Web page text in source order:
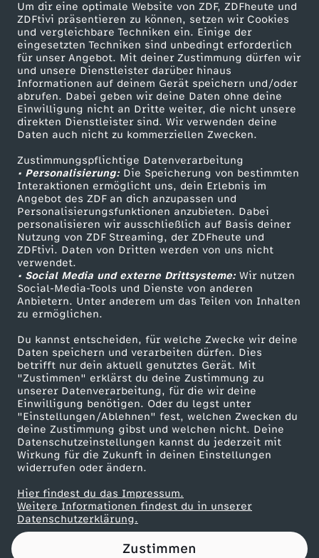
Um dir eine optimale Website von ZDF, ZDFheute und
ZDFtivi präsentieren zu können, setzen wir Cookies
und vergleichbare Techniken ein. Einige der
eingesetzten Techniken sind unbedingt erforderlich
für unser Angebot. Mit deiner Zustimmung dürfen wir
und unsere Dienstleister darüber hinaus
Informationen auf deinem Gerät speichern und/oder
abrufen. Dabei geben wir deine Daten ohne deine
Einwilligung nicht an Dritte weiter, die nicht unsere
direkten Dienstleister sind. Wir verwenden deine
Daten auch nicht zu kommerziellen Zwecken.
Zustimmungspflichtige Datenverarbeitung
• Personalisierung:Die Speicherung von bestimmten
Interaktionen ermöglicht uns, dein Erlebnis im
Angebot des ZDF an dich anzupassen und
Personalisierungsfunktionen anzubieten. Dabei
personalisieren wir ausschließlich auf Basis deiner
Nutzung von ZDF Streaming, der ZDFheute und
ZDFtivi. Daten von Dritten werden von uns nicht
verwendet.
• Social Media und externe Drittsysteme:Wir nutzen
Social-Media-Tools und Dienste von anderen
Anbietern. Unter anderem um das Teilen von Inhalten
zu ermöglichen.
Du kannst entscheiden, für welche Zwecke wir deine
Daten speichern und verarbeiten dürfen. Dies
betrifft nur dein aktuell genutztes Gerät. Mit
"Zustimmen" erklärst du deine Zustimmung zu
unserer Datenverarbeitung, für die wir deine
Einwilligung benötigen. Oder du legst unter
"Einstellungen/Ablehnen" fest, welchen Zwecken du
deine Zustimmung gibst und welchen nicht. Deine
Datenschutzeinstellungen kannst du jederzeit mit
Wirkung für die Zukunft in deinen Einstellungen
widerrufen oder ändern.
Hier findest du das Impressum.
Weitere Informationen findest du in unserer
Datenschutzerklärung.
Zustimmen
W
e
r
d
e
n
D
a
r
i
a
u
n
d
D
e
Mehr ZDF
ZDF-Apps
Smart TV
ZDFtext
Livestreams
Sendungen A-Z
TV-Programm
Service
ZDFmitreden
Kontakt zum ZDF
Tickets
Zuschauerservice
Hilfe
ZDF Unternehmen
Karriere
ZDF goes Schule
Werbefernsehen
Mainzelmännchen
Partner